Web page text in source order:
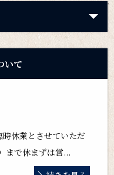
いて
休業とさせていただ
まで休まずは営...